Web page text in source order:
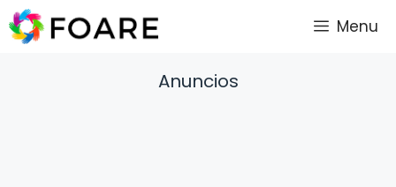
Saltar
al
Menu
Anuncios